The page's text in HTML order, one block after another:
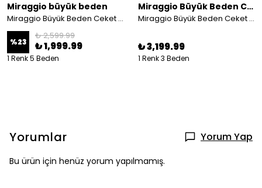
Miraggio büyük beden
Miraggio Büyük Beden Ceket 4155 TABA
%23
₺ 2,599.99
₺ 1,999.99
1 Renk 5 Beden
Miraggio Büyük Beden Ceket
Miraggio Büyük Beden Ceket 4138 SİYAH
₺ 3,199.99
1 Renk 3 Beden
Yorumlar Yorum Yap
Bu ürün için henüz yorum yapılmamış.